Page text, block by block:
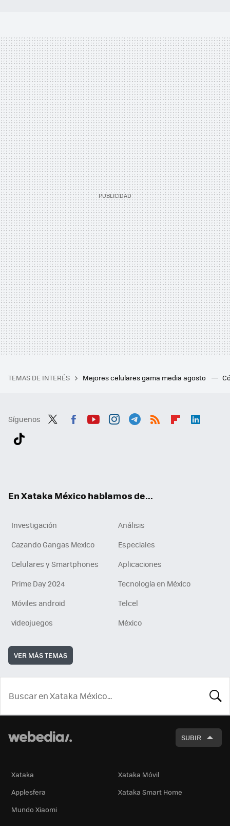
TEMAS DE INTERÉS Mejores celulares gama media agosto
Síguenos
En Xataka México hablamos de...
Investigación
Análisis
Cazando Gangas Mexico
Especiales
Celulares y Smartphones
Aplicaciones
Prime Day 2024
Tecnología en México
Móviles android
Telcel
videojuegos
México
VER MÁS TEMAS
SUBIR
Xataka
Xataka Móvil
Applesfera
Xataka Smart Home
Mundo Xiaomi